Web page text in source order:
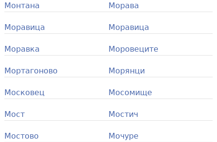
Монтана Морава
Моравица Моравица
Моравка Моровеците
Мортагоново Морянци
Московец Мосомище
Мост Мостич
Мостово Мочуре